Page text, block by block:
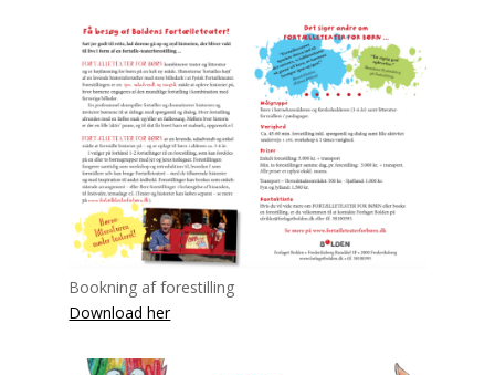
Bookning af forestilling
Download her